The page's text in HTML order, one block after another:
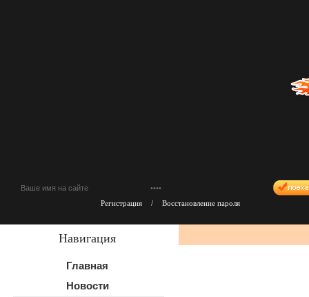
Регистрация / Восстановление пароля
Навигация
Главная
Новости